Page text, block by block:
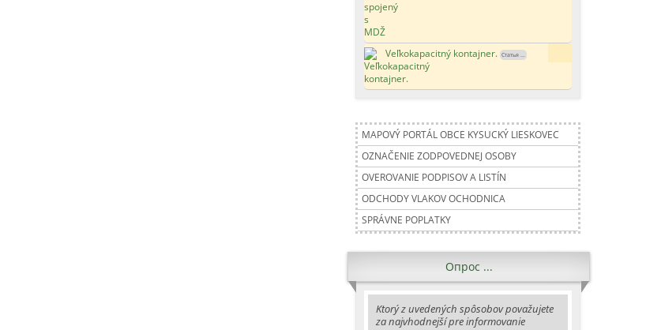
Veľkokapacitný kontajner. Статья ...
MAPOVÝ PORTÁL OBCE KYSUCKÝ LIESKOVEC
OZNAČENIE ZODPOVEDNEJ OSOBY
OVEROVANIE PODPISOV A LISTÍN
ODCHODY VLAKOV OCHODNICA
SPRÁVNE POPLATKY
Опрос ...
Ktorý z uvedených spôsobov považujete
za najvhodnejší pre informovanie